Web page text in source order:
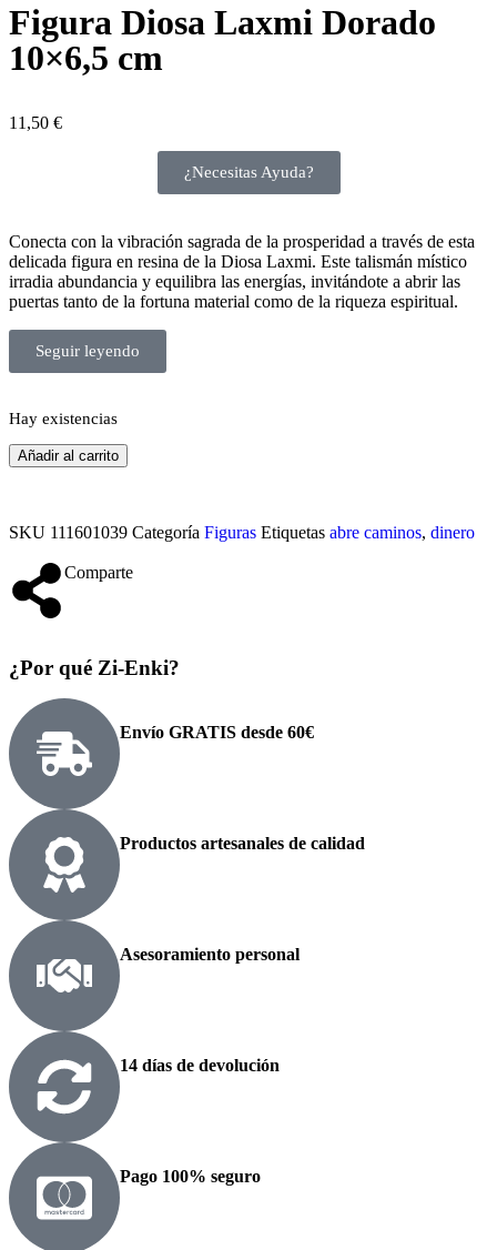
Figura Diosa Laxmi Dorado
10×6,5 cm
11,50 €
¿Necesitas Ayuda?
Conecta con la vibración sagrada de la prosperidad a través de esta
delicada figura en resina de la Diosa Laxmi. Este talismán místico
irradia abundancia y equilibra las energías, invitándote a abrir las
puertas tanto de la fortuna material como de la riqueza espiritual.
Seguir leyendo
Hay existencias
Añadir al carrito
SKU 111601039 Categoría Figuras Etiquetas abre caminos, dinero
Comparte
¿Por qué Zi-Enki?
Envío GRATIS desde 60€
Productos artesanales de calidad
Asesoramiento personal
14 días de devolución
Pago 100% seguro